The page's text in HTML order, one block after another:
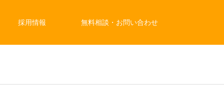
採用情報 無料相談・お問い合わせ